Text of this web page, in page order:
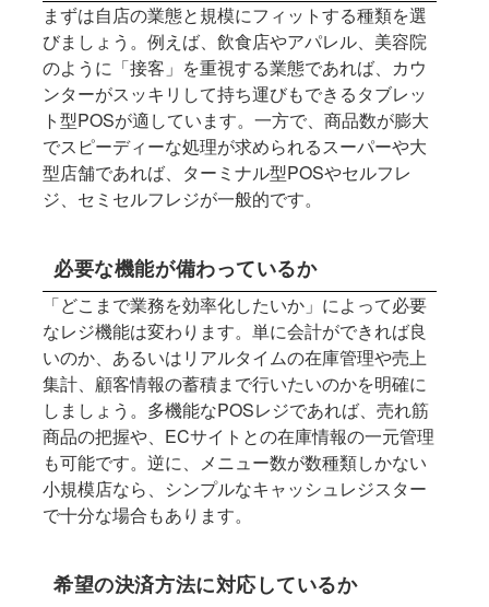
まずは自店の業態と規模にフィットする種類を選
びましょう。例えば、飲食店やアパレル、美容院
のように「接客」を重視する業態であれば、カウ
ンターがスッキリして持ち運びもできるタブレッ
ト型POSが適しています。一方で、商品数が膨大
でスピーディーな処理が求められるスーパーや大
型店舗であれば、ターミナル型POSやセルフレ
ジ、セミセルフレジが一般的です。
必要な機能が備わっているか
「どこまで業務を効率化したいか」によって必要
なレジ機能は変わります。単に会計ができれば良
いのか、あるいはリアルタイムの在庫管理や売上
集計、顧客情報の蓄積まで行いたいのかを明確に
しましょう。多機能なPOSレジであれば、売れ筋
商品の把握や、ECサイトとの在庫情報の一元管理
も可能です。逆に、メニュー数が数種類しかない
小規模店なら、シンプルなキャッシュレジスター
で十分な場合もあります。
希望の決済方法に対応しているか